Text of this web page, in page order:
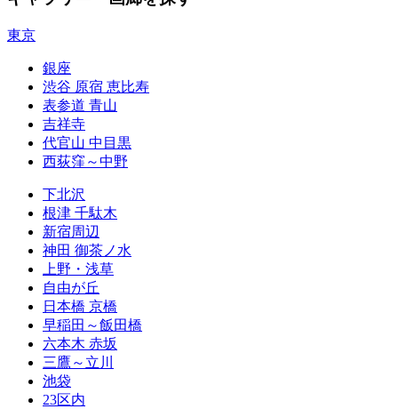
東京
銀座
渋谷 原宿 恵比寿
表参道 青山
吉祥寺
代官山 中目黒
西荻窪～中野
下北沢
根津 千駄木
新宿周辺
神田 御茶ノ水
上野・浅草
自由が丘
日本橋 京橋
早稲田～飯田橋
六本木 赤坂
三鷹～立川
池袋
23区内